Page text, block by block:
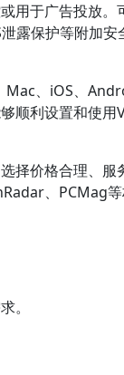
用于广告投放。
露保护等附加
Mac、iOS、
顺利设置和使用
择价格合理、服
、PCMag等
。